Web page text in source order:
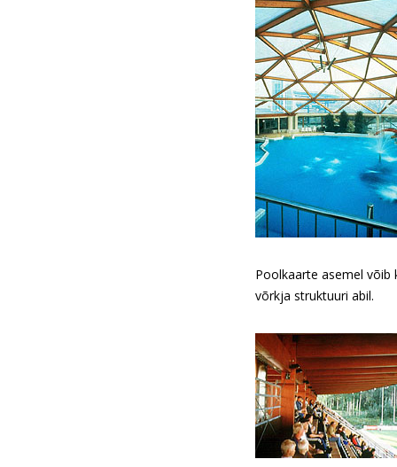
Poolkaarte asemel võib
võrkja struktuuri abil.